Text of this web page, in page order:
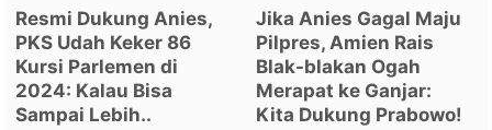
Resmi Dukung Anies,
PKS Udah Keker 86
Kursi Parlemen di
2024: Kalau Bisa
Sampai Lebih..
Jika Anies Gagal Maju
Pilpres, Amien Rais
Blak-blakan Ogah
Merapat ke Ganjar:
Kita Dukung Prabowo!